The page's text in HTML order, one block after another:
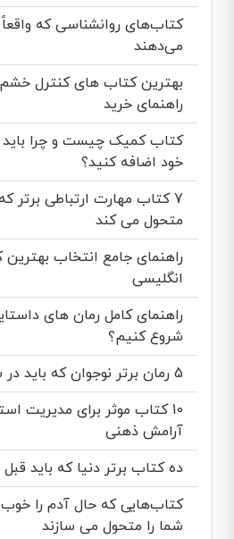
کتاب‌های روانشناسی که واقعاً
می‌دهند
بهترین کتاب های کنترل خشم
راهنمای خرید
کتاب کمیک چیست و چرا باید
خود اضافه کنید؟
7 کتاب مهارت ارتباطی برتر
متحول می کند
راهنمای جامع انتخاب بهترین
انگلیسی
راهنمای کامل رمان های
شروع کنیم؟
5 رمان برتر نوجوان که باید در سال 1404 بخوانید
10 کتاب موثر برای مدیریت
آرامش ذهنی
ده کتاب برتر دنیا که باید
کتاب‌هایی که حال آدم را خوب
شما را متحول می سازند